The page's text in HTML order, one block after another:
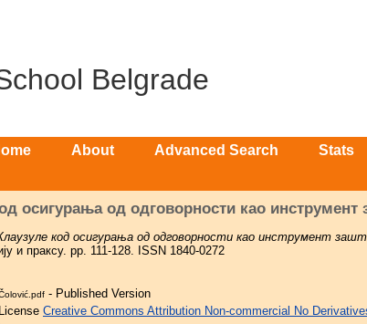
Belgrade
About Advanced Search Stats
осигурања од одговорности као инструмент
код осигурања од одговорности као инструмент
и праксу. pp. 111-128. ISSN 1840-0272
- Published Version
Creative Commons Attribution Non-commercial No